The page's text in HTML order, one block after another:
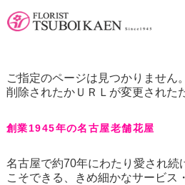
ご指定のページは見つかりません。
削除されたかＵＲＬが変更された
創業1945年の名古屋老舗花屋
名古屋で約70年にわたり愛され続
こそできる、きめ細かなサービス